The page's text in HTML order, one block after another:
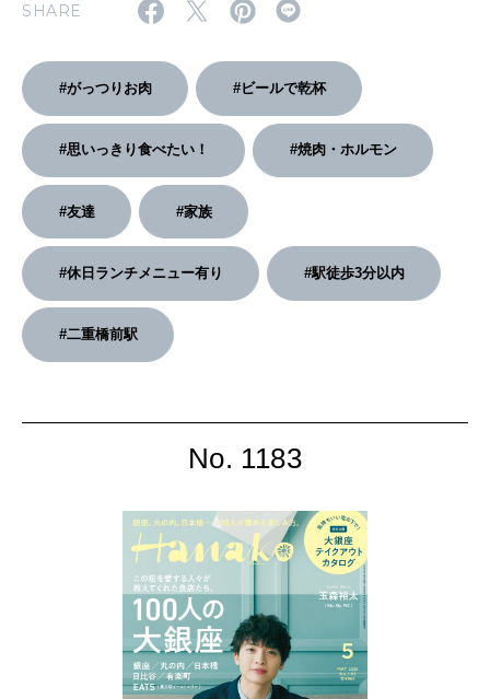
2026年4月号「未来をつくる、学びの教科書。」
2026年3月号「スイーツ予想図 2026」
2026年2月号「良運を掴む 新・開運術。」
2026年1月号「猫がいれば、幸せ」
2025年12月号「お酒の新常識。」
FOLLOW US!
SHARE
#がっつりお肉 #ビールで乾杯
#思いっきり食べたい！ #焼肉・ホルモン
#友達 #家族
#休日ランチメニュー有り #駅徒歩3分以内
#二重橋前駅
No. 1183